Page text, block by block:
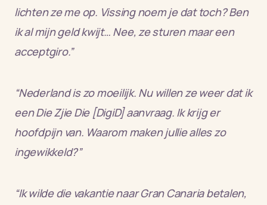
lichten ze me op. Vissing noem je dat toch? Ben
ik al mijn geld kwijt… Nee, ze sturen maar een
acceptgiro.”
“Nederland is zo moeilijk. Nu willen ze weer dat ik
een Die Zjie Die [DigiD] aanvraag. Ik krijg er
hoofdpijn van. Waarom maken jullie alles zo
ingewikkeld?”
“Ik wilde die vakantie naar Gran Canaria betalen,